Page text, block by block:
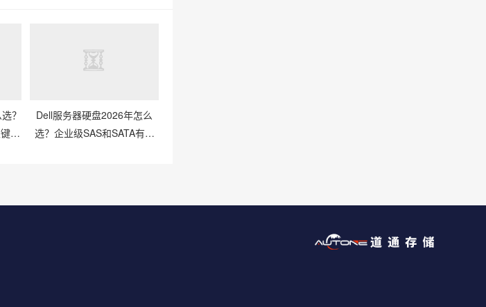
？
参
Dell服务器硬盘2026年怎么
选？企业级SAS和SATA有啥